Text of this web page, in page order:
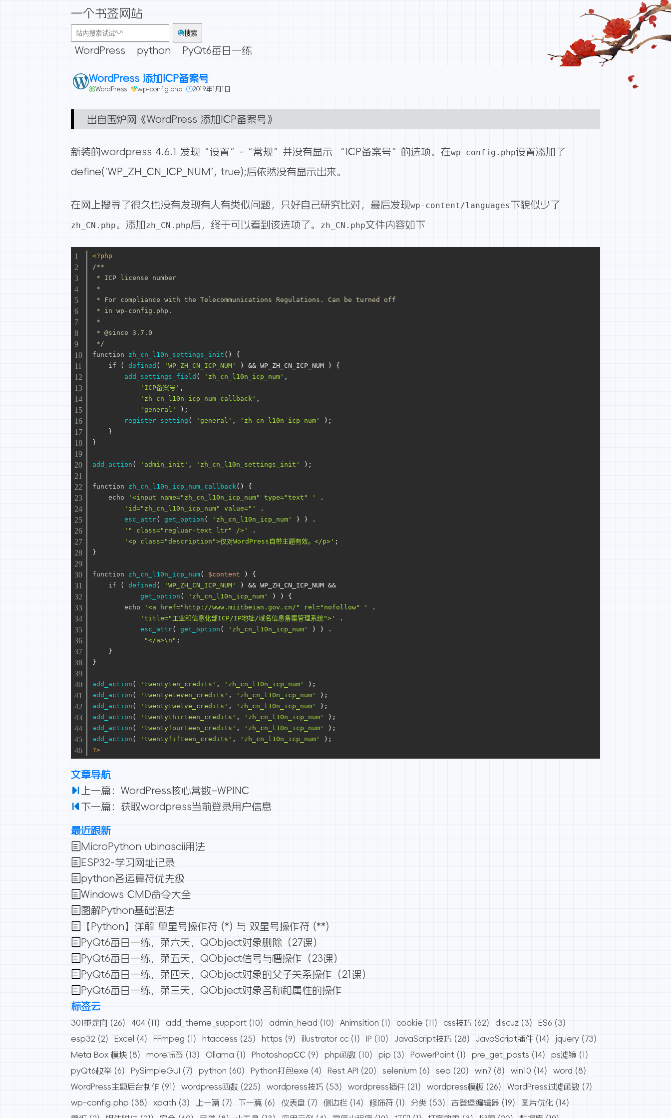
一个书签网站
搜索
WordPress python PyQt6每日一练
WordPress 添加ICP备案号
WordPress wp-config.php 2019年1月1日
出自 围炉网《WordPress 添加ICP备案号》
新装的wordpress 4.6.1 发现“设置”-“常规”并没有显示 “ICP备案号”的选项。在wp-config.php设置添加了
define(‘WP_ZH_CN_ICP_NUM’, true);后依然没有显示出来。
在网上搜寻了很久也没有发现有人有类似问题，只好自己研究比对，最后发现wp-content/languages下貌似少了
zh_CN.php 。添加zh_CN.php后，终于可以看到该选项了。 zh_CN.php文件内容如下
<?php
/**
* ICP license number
*
* For compliance with the Telecommunications Regulations. Can be turned off
* in wp-config.php.
*
* @since 3.7.0
*/
function
zh_cn_l10n_settings_init ( ) {
if ( defined ( 'WP_ZH_CN_ICP_NUM'
) && WP_ZH_CN_ICP_NUM ) {
add_settings_field ( 'zh_cn_l10n_icp_num' ,
'ICP备案号' ,
'zh_cn_l10n_icp_num_callback' ,
'general'
);
register_setting ( 'general' , 'zh_cn_l10n_icp_num'
);
}
}
add_action ( 'admin_init' , 'zh_cn_l10n_settings_init' );
function zh_cn_l10n_icp_num_callback ( ) {
echo
'<input name="zh_cn_l10n_icp_num" type="text" '
.
'id="zh_cn_l10n_icp_num" value="'
.
esc_attr( get_option ( 'zh_cn_l10n_icp_num'
) ) .
'" class="regluar-text ltr" />'
.
'<p class="description">仅对WordPress自带主题有效。</p>' ;
}
function zh_cn_l10n_icp_num( $content ) {
if ( defined ( 'WP_ZH_CN_ICP_NUM'
) && WP_ZH_CN_ICP_NUM &&
get_option ( 'zh_cn_l10n_icp_num'
) ) {
echo
'<a href="http://www.miitbeian.gov.cn/" rel="nofollow" '
.
'title="工业和信息化部ICP/IP地址/域名信息备案管理系统">'
.
esc_attr( get_option ( 'zh_cn_l10n_icp_num'
) ) .
"</a>\n" ;
}
}
add_action ( 'twentyten_credits' , 'zh_cn_l10n_icp_num'
);
add_action ( 'twentyeleven_credits' , 'zh_cn_l10n_icp_num'
);
add_action ( 'twentytwelve_credits' , 'zh_cn_l10n_icp_num'
);
add_action ( 'twentythirteen_credits' , 'zh_cn_l10n_icp_num'
);
add_action ( 'twentyfourteen_credits' , 'zh_cn_l10n_icp_num'
);
add_action ( 'twentyfifteen_credits' , 'zh_cn_l10n_icp_num'
);
?>
文章导航
上一篇：WordPress核心常数–WPINC
下一篇：获取wordpress当前登录用户信息
最近跟新
MicroPython ubinascii用法
ESP32-学习网址记录
python各运算符优先级
Windows CMD命令大全
图解Python基础语法
【Python】详解 单星号操作符 (*) 与 双星号操作符 (**)
PyQt6每日一练，第六天，QObject对象删除（27课）
PyQt6每日一练，第五天，QObject信号与槽操作（23课）
PyQt6每日一练，第四天，QObject对象的父子关系操作（21课）
PyQt6每日一练，第三天，QObject对象名称和属性的操作
标签云
301重定向 (26) 404 (11) add_theme_support (10) admin_head (10) Animsition (1) cookie (11) css技巧 (62) discuz (3) ES6 (3)
esp32 (2) Excel (4) FFmpeg (1) htaccess (25) https (9) illustrator cc (1) IP (10) JavaScript技巧 (28) JavaScript插件 (14) jquery (73)
Meta Box 模块 (8) more标签 (13) Ollama (1) PhotoshopCC (9) php函数 (10) pip (3) PowerPoint (1) pre_get_posts (14) ps滤镜 (1)
pyQt6枚举 (6) PySimpleGUI (7) python (60) Python打包exe (4) Rest API (20) selenium (6) seo (20) win7 (8) win10 (14) word (8)
WordPress主题后台制作 (91) wordpress函数 (225) wordpress技巧 (53) wordpress插件 (21) wordpress模板 (26) WordPress过滤函数 (7)
wp-config.php (38) xpath (3) 上一篇 (7) 下一篇 (6) 仪表盘 (7) 侧边栏 (14) 修饰符 (1) 分类 (53) 古登堡编辑器 (19) 图片优化 (14)